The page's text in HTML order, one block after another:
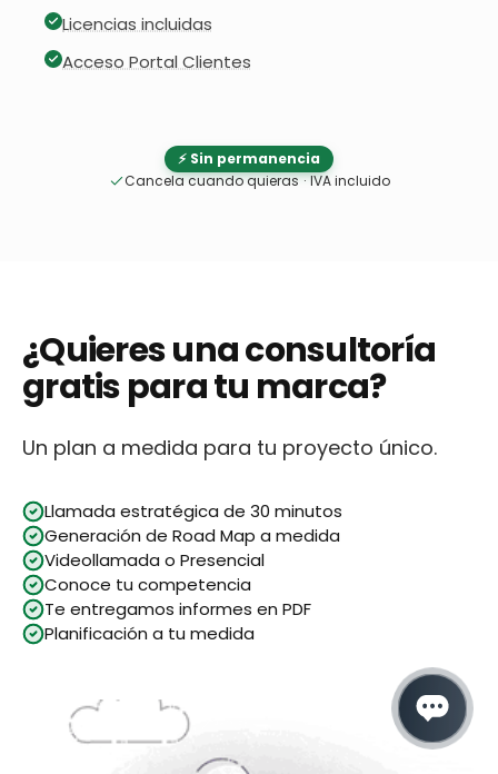
Licencias incluidas
Acceso Portal Clientes
⚡ Sin permanencia
Cancela cuando quieras · IVA incluido
¿Quieres una consultoría
gratis para tu marca?
Un plan a medida para tu proyecto único.
Llamada estratégica de 30 minutos
Generación de Road Map a medida
Videollamada o Presencial
Conoce tu competencia
Te entregamos informes en PDF
Planificación a tu medida